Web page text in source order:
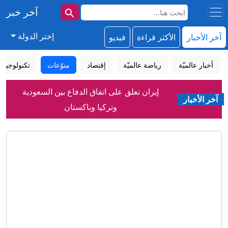
آخر خبر
آخر الأخبار الأكثر قراءة فيديو إختر الدولة
أخبار عالميّة رياضة عالميّة إقتصاد منوّعات تكنولوجيا
آخر الأخبار
إيران تعلق على اتفاق الدفاع بين السعودية
وتركيا وباكستان
إنزاغي: آمل أن يعرف أطفالي تجربة تأهل